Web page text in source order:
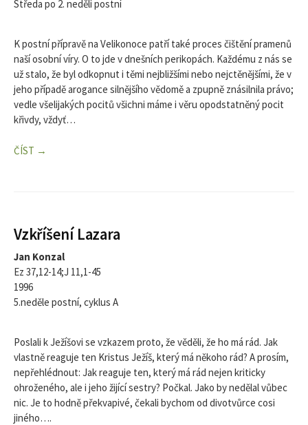
Středa po 2. neděli postní
K postní přípravě na Velikonoce patří také proces čištění pramenů
naší osobní víry. O to jde v dnešních perikopách. Každému z nás se
už stalo, že byl odkopnut i těmi nejbližšími nebo nejctěnějšími, že v
jeho případě arogance silnějšího vědomě a zpupně znásilnila právo;
vedle všelijakých pocitů všichni máme i věru opodstatněný pocit
křivdy, vždyť…
ČÍST →
Vzkříšení Lazara
Jan Konzal
Ez 37,12-14;J 11,1-45
1996
5.neděle postní, cyklus A
Poslali k Ježíšovi se vzkazem proto, že věděli, že ho má rád. Jak
vlastně reaguje ten Kristus Ježíš, který má někoho rád? A prosím,
nepřehlédnout: Jak reaguje ten, který má rád nejen kriticky
ohroženého, ale i jeho žijící sestry? Počkal. Jako by nedělal vůbec
nic. Je to hodně překvapivé, čekali bychom od divotvůrce cosi
jiného….